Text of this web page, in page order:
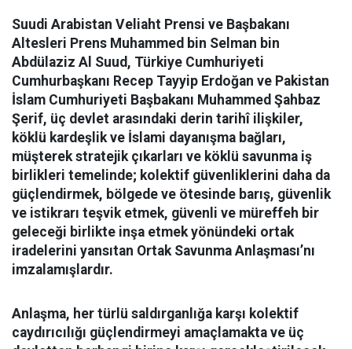
Suudi Arabistan Veliaht Prensi ve Başbakanı
Altesleri Prens Muhammed bin Selman bin
Abdülaziz Al Suud, Türkiye Cumhuriyeti
Cumhurbaşkanı Recep Tayyip Erdoğan ve Pakistan
İslam Cumhuriyeti Başbakanı Muhammed Şahbaz
Şerif, üç devlet arasındaki derin tarihî ilişkiler,
köklü kardeşlik ve İslami dayanışma bağları,
müşterek stratejik çıkarları ve köklü savunma iş
birlikleri temelinde; kolektif güvenliklerini daha da
güçlendirmek, bölgede ve ötesinde barış, güvenlik
ve istikrarı teşvik etmek, güvenli ve müreffeh bir
geleceği birlikte inşa etmek yönündeki ortak
iradelerini yansıtan Ortak Savunma Anlaşması’nı
imzalamışlardır.
Anlaşma, her türlü saldırganlığa karşı kolektif
caydırıcılığı güçlendirmeyi amaçlamakta ve üç